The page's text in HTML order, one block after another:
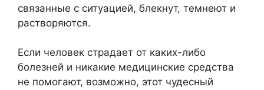
связанные с ситуацией, блекнут, темнеют и
растворяются.
Если человек страдает от каких-либо
болезней и никакие медицинские средства
не помогают, возможно, этот чудесный